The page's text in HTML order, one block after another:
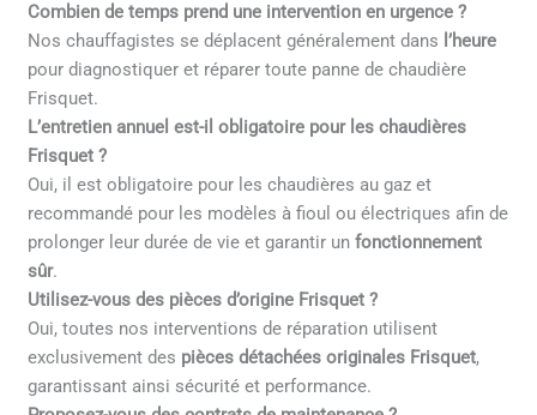
Combien de temps prend une intervention en urgence ?
Nos chauffagistes se déplacent généralement dans l’heure
pour diagnostiquer et réparer toute panne de chaudière
Frisquet.
L’entretien annuel est-il obligatoire pour les chaudières
Frisquet ?
Oui, il est obligatoire pour les chaudières au gaz et
recommandé pour les modèles à fioul ou électriques afin de
prolonger leur durée de vie et garantir unfonctionnement
sûr.
Utilisez-vous des pièces d’origine Frisquet ?
Oui, toutes nos interventions de réparation utilisent
exclusivement des pièces détachées originales Frisquet,
garantissant ainsi sécurité et performance.